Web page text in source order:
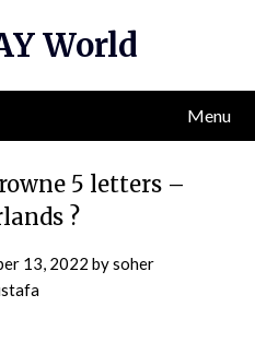
World
Menu
5 letters –
?
13, 2022 bysoher